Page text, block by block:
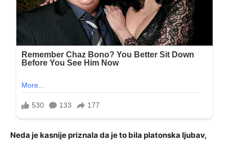
Neda je kasnije priznala da je to bila platonska ljubav,